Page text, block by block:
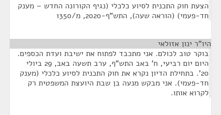
הצעת חוק התכנית לסיוע כלכלי (נגיף הקורונה החדש – מענק
חד-פעמי) (הוראה שעה), התש"ף-2020, מ/1350
היו"ר ינון אזולאי
בוקר טוב לכולם. אני מתכבד לפתוח את ישיבת ועדת הכספים.
היום יום רביעי, ח' באב התש"ף, ערב תשעה באב, 29 ביולי
20'. בתחילת הדיון נקרא את חוק התכנית לסיוע כלכלי (מענק
חד-פעמי). אני מבקש מנעה בן שבת היועצת המשפטית רק
לקרוא אותו.